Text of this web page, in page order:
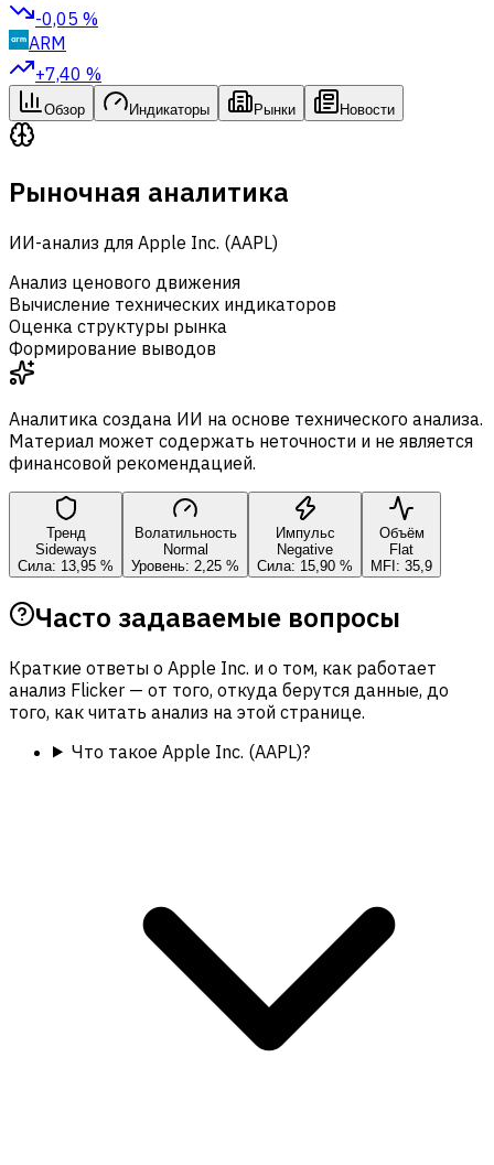
-0,05 %
ARM
+7,40 %
Обзор Индикаторы Рынки Новости
Рыночная аналитика
ИИ-анализ для Apple Inc. (AAPL)
Анализ ценового движения
Вычисление технических индикаторов
Оценка структуры рынка
Формирование выводов
Аналитика создана ИИ на основе технического анализа.
Материал может содержать неточности и не является
финансовой рекомендацией.
Тренд
Sideways
Сила: 13,95 %
Волатильность
Normal
Уровень: 2,25 %
Импульс
Negative
Сила: 15,90 %
Объём
Flat
MFI: 35,9
Часто задаваемые вопросы
Краткие ответы о Apple Inc. и о том, как работает
анализ Flicker — от того, откуда берутся данные, до
того, как читать анализ на этой странице.
Что такое Apple Inc. (AAPL)?